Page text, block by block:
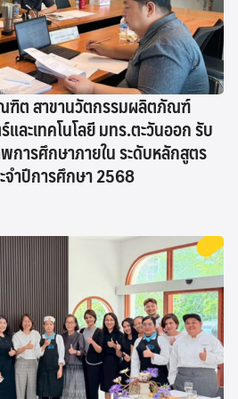
ฑิต สาขานวัตกรรมผลิตภัณฑ์
ละเทคโนโลยี มทร.ตะวันออก รับ
การศึกษาภายใน ระดับหลักสูตร
จำปีการศึกษา 2568